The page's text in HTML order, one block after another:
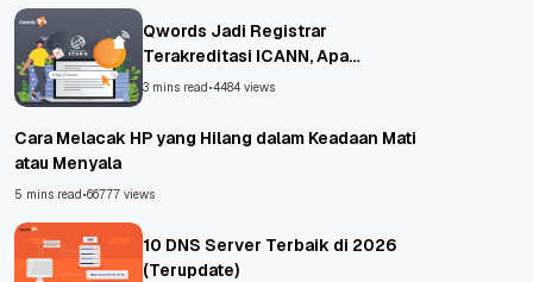
Qwords Jadi Registrar
Terakreditasi ICANN, Apa
Untungnya?
3 mins read•4484 views
Cara Melacak HP yang Hilang dalam Keadaan Mati
atau Menyala
5 mins read•66777 views
10 DNS Server Terbaik di 2026
(Terupdate)